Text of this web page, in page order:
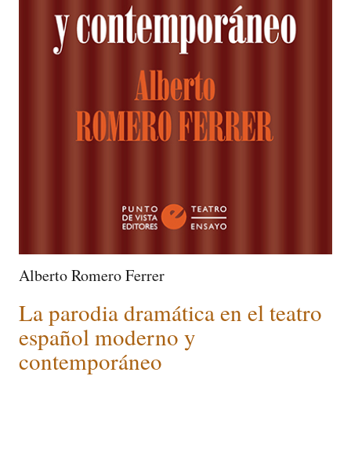
Alberto Romero Ferrer
La parodia dramática en el teatro
español moderno y
contemporáneo